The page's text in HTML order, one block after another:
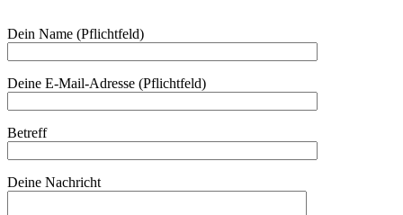
Dein Name (Pflichtfeld)
Deine E-Mail-Adresse (Pflichtfeld)
Betreff
Deine Nachricht